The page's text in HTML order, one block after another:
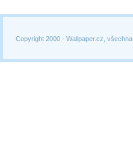
Copyright 2000 - Wallpaper.cz,